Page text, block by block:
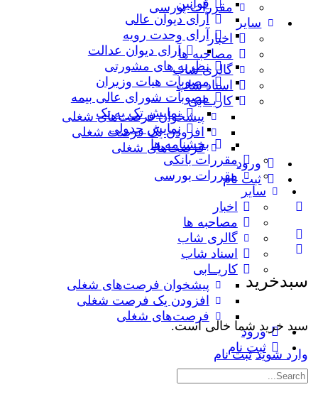
مقررات بورسی
سایر
اخبار
مصاحبه ها
گالری شاب
اسناد شاب
کاریــابی
پیشخوان فرصت‌های شغلی
افزودن یک فرصت شغلی
فرصت‌های شغلی
ورود
ثبت نام
سبدخرید
سبد خرید شما خالی است.
وارد شوید ثبت نام
قوانین
آرای دیوان عالی
آرای وحدت رویه
آرای دیوان عدالت
نظریه‌ های مشورتی
مصوبات هیات وزیران
مصوبات شورای عالی بیمه
نمایش تک به تک
نمایش جدولی
بخشنامه ها
مقررات بانکی
مقررات بورسی
سایر
اخبار
مصاحبه ها
گالری شاب
اسناد شاب
کاریــابی
پیشخوان فرصت‌های شغلی
افزودن یک فرصت شغلی
فرصت‌های شغلی
ورود
ثبت نام
جستجوی: